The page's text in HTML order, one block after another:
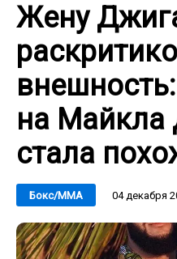
Жену
на Майкла
стала
Бокс/ММА 04 декабря